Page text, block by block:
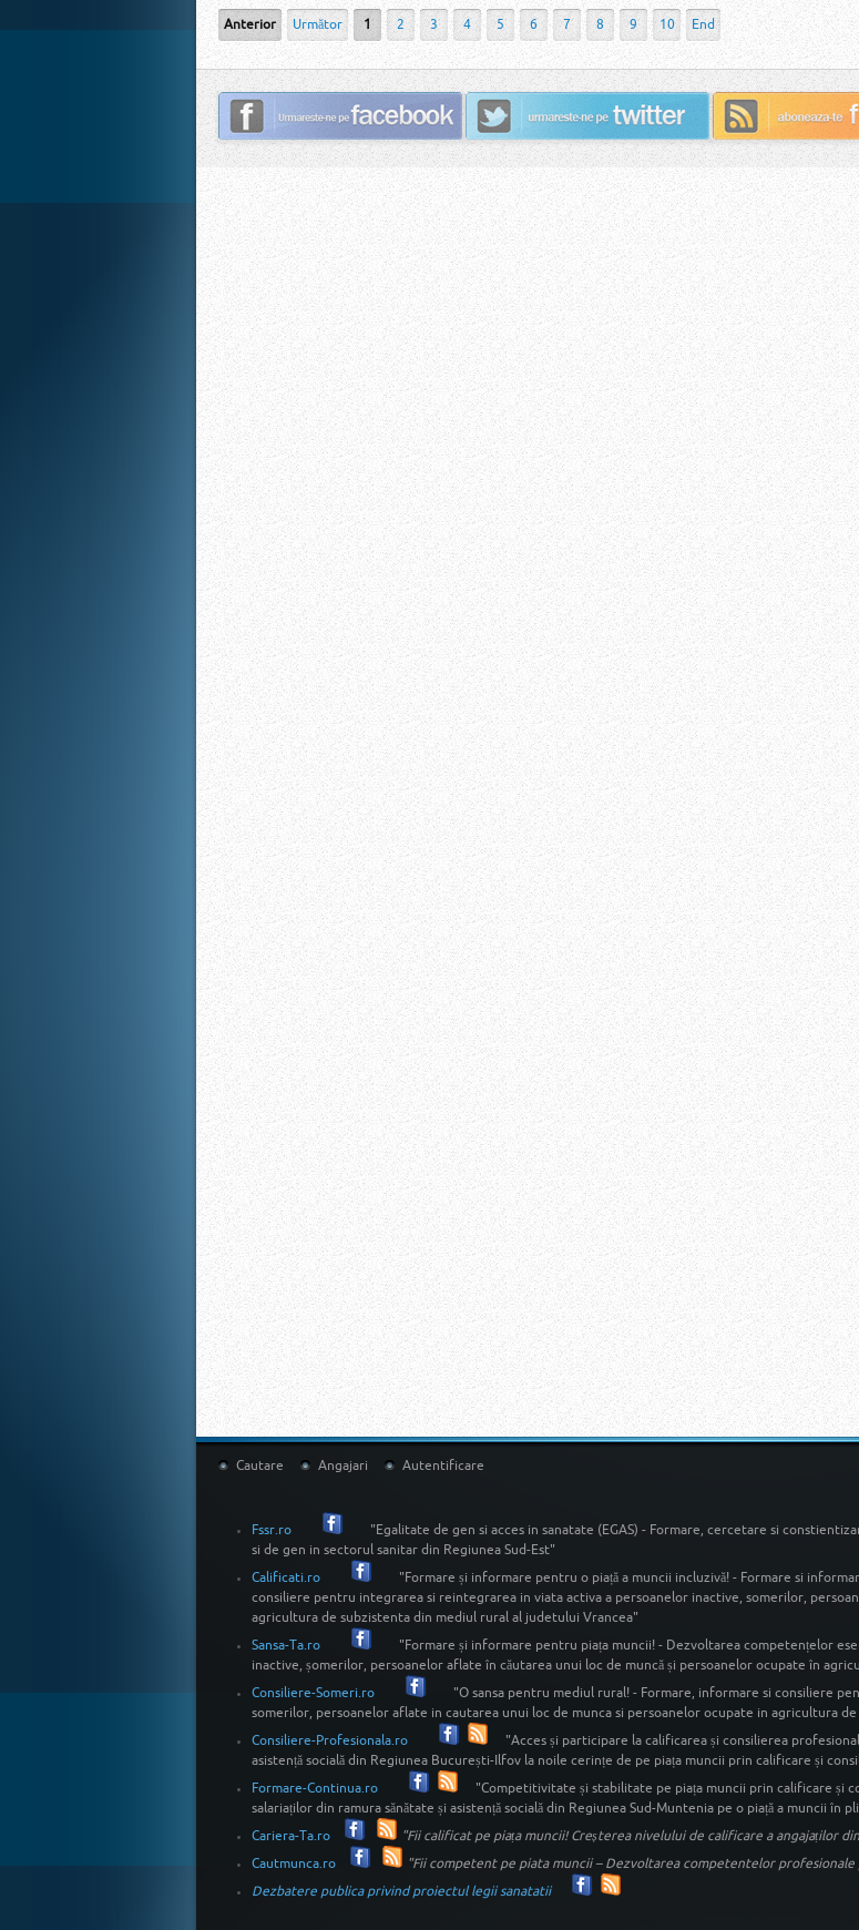
Anterior Următor 1 2 3 4 5 6 7 8 9 10 End
Cautare Angajari Autentificare
Fssr.ro
"Egalitate de gen si acces in sanatate (EGAS) - Formare, cercetare si
si de gen in sectorul sanitar din Regiunea Sud-Est"
Calificati.ro
"Formare și informare pentru o piață a muncii incluzivă! - Formare si
consiliere pentru integrarea si reintegrarea in viata activa a persoanelor inactive, somerilor,
agricultura de subzistenta din mediul rural al judetului Vrancea"
Sansa-Ta.ro
"Formare și informare pentru piața muncii! - Dezvoltarea competențelor
inactive, șomerilor, persoanelor aflate în căutarea unui loc de muncă și persoanelor ocupate în
Consiliere-Someri.ro
"O sansa pentru mediul rural! - Formare, informare si consiliere
somerilor, persoanelor aflate in cautarea unui loc de munca si persoanelor ocupate in agricultura
Consiliere-Profesionala.ro
"Acces și participare la calificarea și consilierea
asistență socială din Regiunea București-Ilfov la noile cerințe de pe piața muncii prin calificare și
Formare-Continua.ro
"Competitivitate și stabilitate pe piața muncii prin calificare și
salariaților din ramura sănătate și asistență socială din Regiunea Sud-Muntenia pe o piață a muncii
Cariera-Ta.ro "Fii calificat pe piața muncii! Creșterea nivelului de calificare a angajaților
Cautmunca.ro "Fii competent pe piata muncii – Dezvoltarea competentelor
Dezbatere publica privind proiectul legii sanatatii